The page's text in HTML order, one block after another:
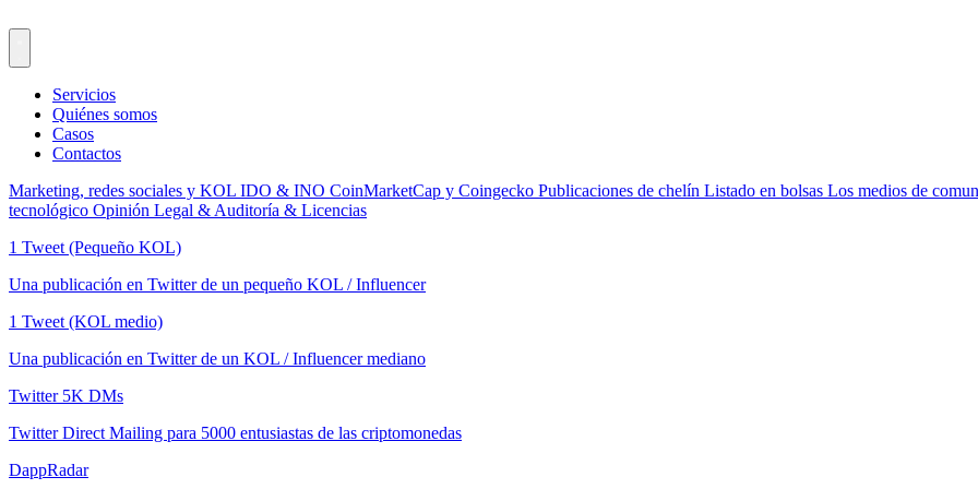
Servicios
Quiénes somos
Casos
Contactos
Marketing, redes sociales y KOL IDO & INO CoinMarketCap y Coingecko Publicaciones de chelín Listado en bolsas Los medios de
tecnológico Opinión Legal & Auditoría & Licencias
1 Tweet (Pequeño KOL)
Una publicación en Twitter de un pequeño KOL / Influencer
1 Tweet (KOL medio)
Una publicación en Twitter de un KOL / Influencer mediano
Twitter 5K DMs
Twitter Direct Mailing para 5000 entusiastas de las criptomonedas
DappRadar